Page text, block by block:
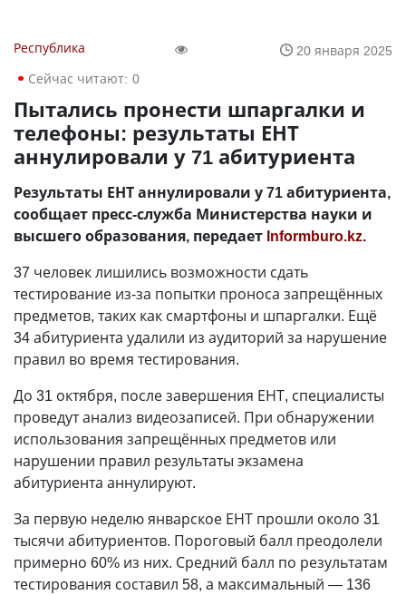
Республика
20 января 2025
Сейчас читают: 0
Пытались пронести шпаргалки и
телефоны: результаты ЕНТ
аннулировали у 71 абитуриента
Результаты ЕНТ аннулировали у 71 абитуриента,
сообщает пресс-служба Министерства науки и
высшего образования, передает Informburo.kz.
37 человек лишились возможности сдать
тестирование из-за попытки проноса запрещённых
предметов, таких как смартфоны и шпаргалки. Ещё
34 абитуриента удалили из аудиторий за нарушение
правил во время тестирования.
До 31 октября, после завершения ЕНТ, специалисты
проведут анализ видеозаписей. При обнаружении
использования запрещённых предметов или
нарушении правил результаты экзамена
абитуриента аннулируют.
За первую неделю январское ЕНТ прошли около 31
тысячи абитуриентов. Пороговый балл преодолели
примерно 60% из них. Средний балл по результатам
тестирования составил 58, а максимальный — 136